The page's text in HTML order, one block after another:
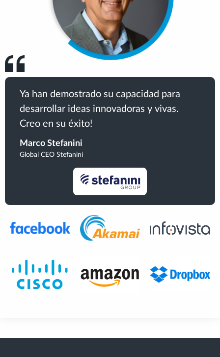
Ya han demostrado su capacidad para
desarrollar ideas innovadoras y vivas.
Creo en su éxito!
Marco Stefanini
Global CEO Stefanini